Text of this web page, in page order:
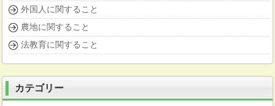
外国人に関すること
農地に関すること
法教育に関すること
カテゴリー